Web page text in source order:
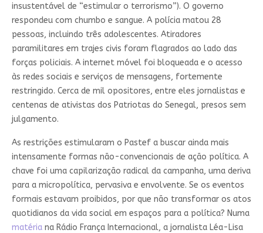
insustentável de “estimular o terrorismo”). O governo
respondeu com chumbo e sangue. A polícia matou 28
pessoas, incluindo três adolescentes. Atiradores
paramilitares em trajes civis foram flagrados ao lado das
forças policiais. A internet móvel foi bloqueada e o acesso
às redes sociais e serviços de mensagens, fortemente
restringido. Cerca de mil opositores, entre eles jornalistas e
centenas de ativistas dos Patriotas do Senegal, presos sem
julgamento.
As restrições estimularam o Pastef a buscar ainda mais
intensamente formas não-convencionais de ação política. A
chave foi uma capilarização radical da campanha, uma deriva
para a micropolítica, pervasiva e envolvente. Se os eventos
formais estavam proibidos, por que não transformar os atos
quotidianos da vida social em espaços para a política? Numa
matériana Rádio França Internacional, a jornalista Léa-Lisa